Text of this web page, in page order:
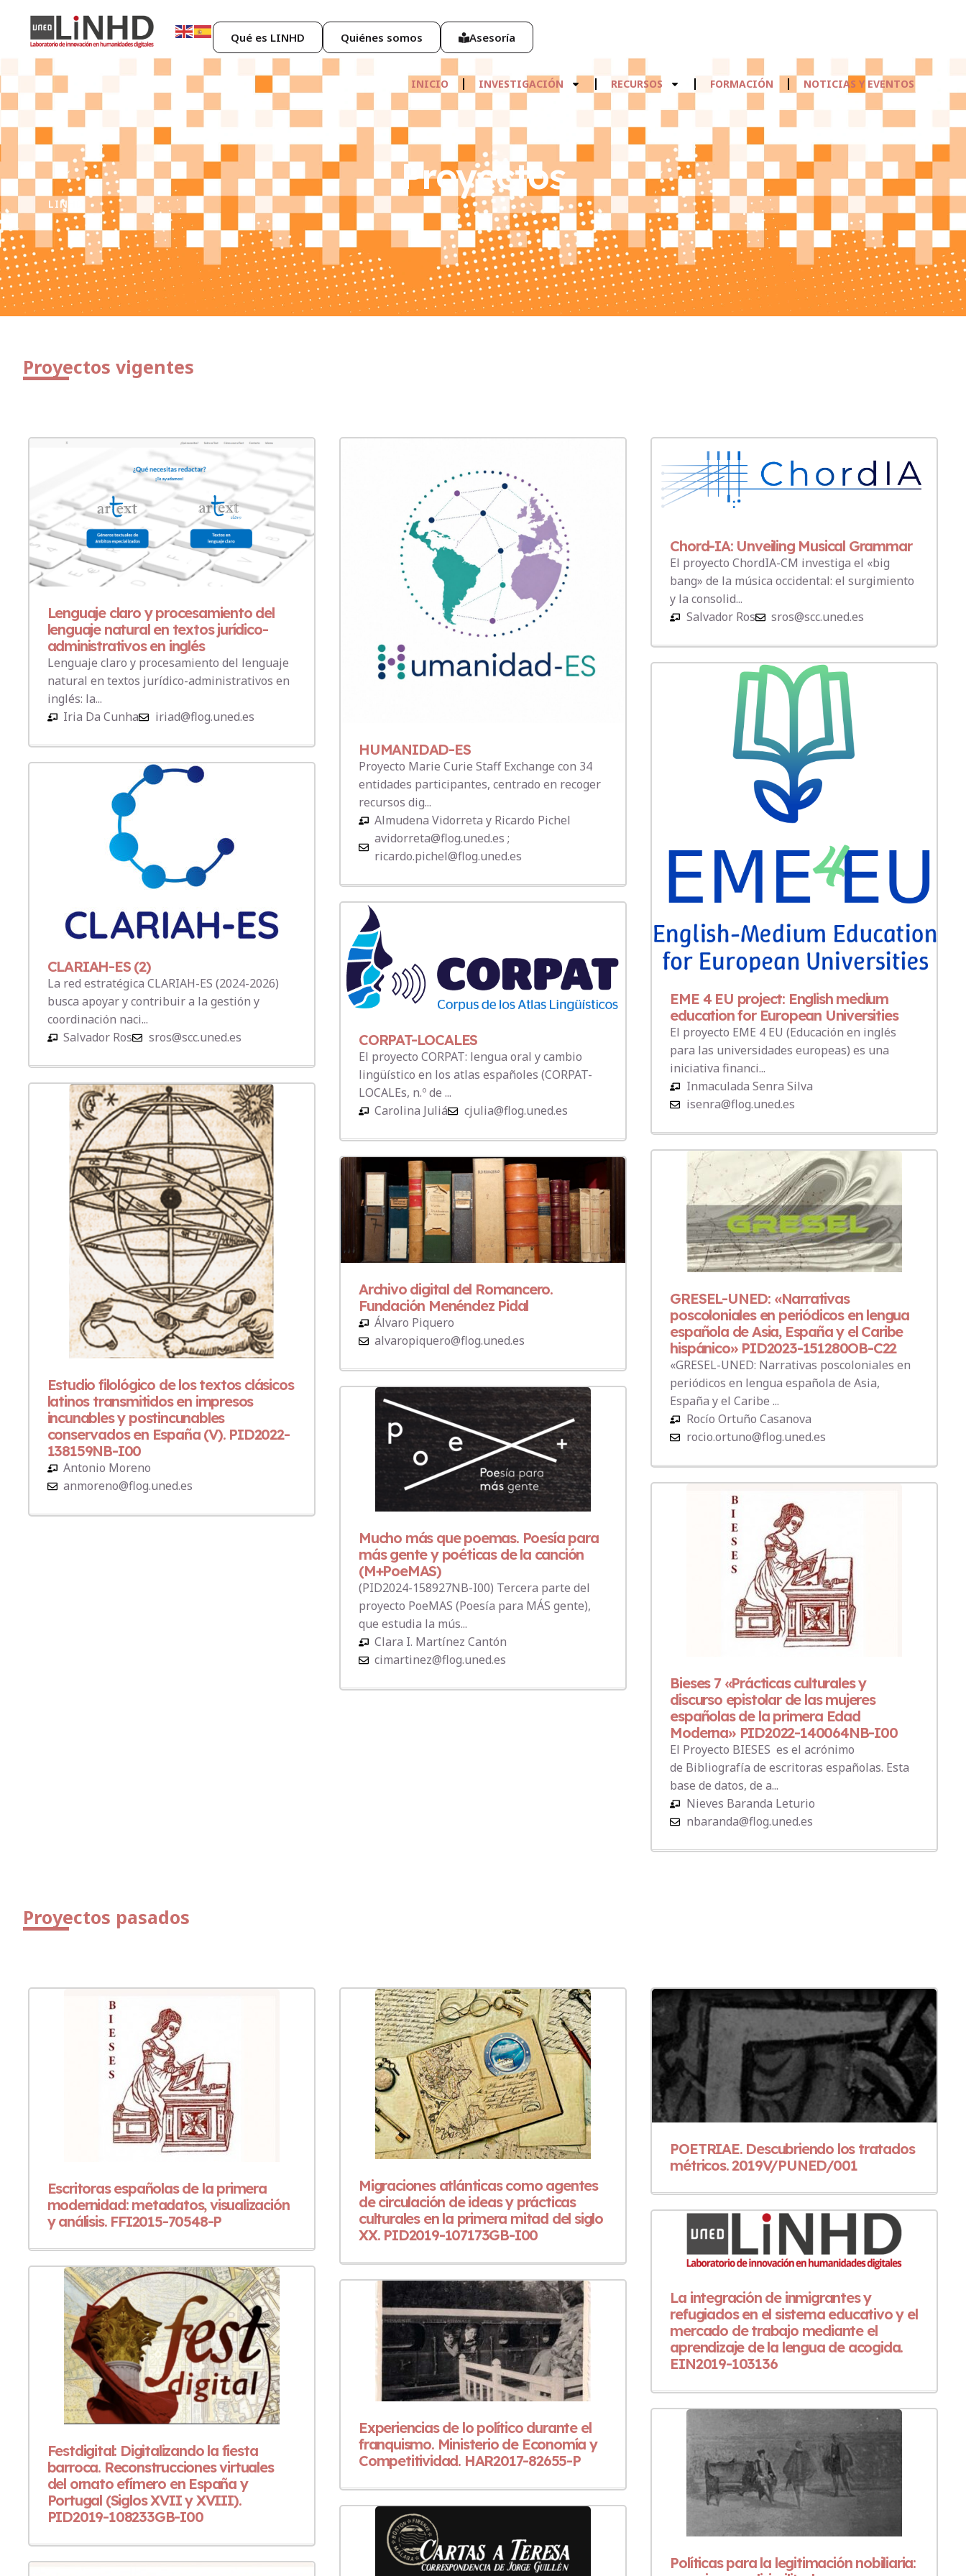
Qué es LINHD Quiénes somos Asesoría
INICIO INVESTIGACIÓN RECURSOS FORMACIÓN NOTICIAS Y EVENTOS
Proyectos
LINHD
Proyectos vigentes
Lenguaje claro y procesamiento del
lenguaje natural en textos jurídico-
administrativos en inglés
Lenguaje claro y procesamiento del lenguaje
natural en textos jurídico-administrativos en
inglés: la...
Iria Da Cunha
iriad@flog.uned.es
HUMANIDAD-ES
Proyecto Marie Curie Staff Exchange con 34
entidades participantes, centrado en recoger
recursos dig...
Almudena Vidorreta y Ricardo Pichel
avidorreta@flog.uned.es ;
ricardo.pichel@flog.uned.es
Chord-IA: Unveiling Musical Grammar
El proyecto ChordIA-CM investiga el «big
bang» de la música occidental: el surgimiento
y la consolid...
Salvador Ros
sros@scc.uned.es
EME 4 EU project: English medium
education for European Universities
El proyecto EME 4 EU (Educación en inglés
para las universidades europeas) es una
iniciativa financi...
Inmaculada Senra Silva
isenra@flog.uned.es
CLARIAH-ES (2)
La red estratégica CLARIAH-ES (2024-2026)
busca apoyar y contribuir a la gestión y
coordinación naci...
Salvador Ros
sros@scc.uned.es CORPAT-LOCALES
El proyecto CORPAT: lengua oral y cambio
lingüístico en los atlas españoles (CORPAT-
LOCALEs, n.º de ...
Carolina Juliá
cjulia@flog.uned.es
Estudio filológico de los textos clásicos
latinos transmitidos en impresos
incunables y postincunables
conservados en España (V). PID2022-
138159NB-I00
Antonio Moreno
anmoreno@flog.uned.es
GRESEL-UNED: «Narrativas
poscoloniales en periódicos en lengua
española de Asia, España y el Caribe
hispánico» PID2023-151280OB-C22
«GRESEL-UNED: Narrativas poscoloniales en
periódicos en lengua española de Asia,
España y el Caribe ...
Rocío Ortuño Casanova
rocio.ortuno@flog.uned.es
Archivo digital del Romancero.
Fundación Menéndez Pidal
Álvaro Piquero
alvaropiquero@flog.uned.es
Mucho más que poemas. Poesía para
más gente y poéticas de la canción
(M+PoeMAS)
(PID2024-158927NB-I00) Tercera parte del
proyecto PoeMAS (Poesía para MÁS gente),
que estudia la mús...
Clara I. Martínez Cantón
cimartinez@flog.uned.es
Bieses 7 «Prácticas culturales y
discurso epistolar de las mujeres
españolas de la primera Edad
Moderna» PID2022-140064NB-I00
El Proyecto BIESES es el acrónimo
de Bibliografía de escritoras españolas. Esta
base de datos, de a...
Nieves Baranda Leturio
nbaranda@flog.uned.es
Proyectos pasados
Escritoras españolas de la primera
modernidad: metadatos, visualización
y análisis. FFI2015-70548-P
Migraciones atlánticas como agentes
de circulación de ideas y prácticas
culturales en la primera mitad del siglo
XX. PID2019-107173GB-I00
POETRIAE. Descubriendo los tratados
métricos. 2019V/PUNED/001
La integración de inmigrantes y
refugiados en el sistema educativo y el
mercado de trabajo mediante el
aprendizaje de la lengua de acogida.
EIN2019-103136
Festdigital: Digitalizando la fiesta
barroca. Reconstrucciones virtuales
del ornato efímero en España y
Portugal (Siglos XVII y XVIII).
PID2019-108233GB-I00
Experiencias de lo político durante el
franquismo. Ministerio de Economía y
Competitividad. HAR2017-82655-P
Políticas para la legitimación nobiliaria: